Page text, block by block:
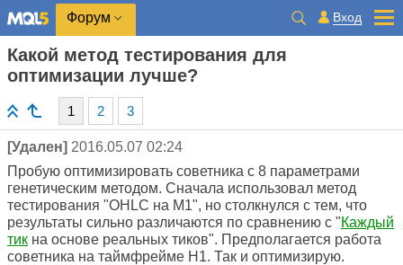
Форум Вход
Какой метод тестирования для
оптимизации лучше?
1 2 3
[Удален] 2016.05.07 02:24
Пробую оптимизировать советника с 8 параметрами
генетическим методом. Сначала использовал метод
тестирования "OHLC на M1", но столкнулся с тем, что
результаты сильно различаются по сравнению с "Каждый
тик на основе реальных тиков". Предполагается работа
советника на таймфрейме Н1. Так и оптимизирую.